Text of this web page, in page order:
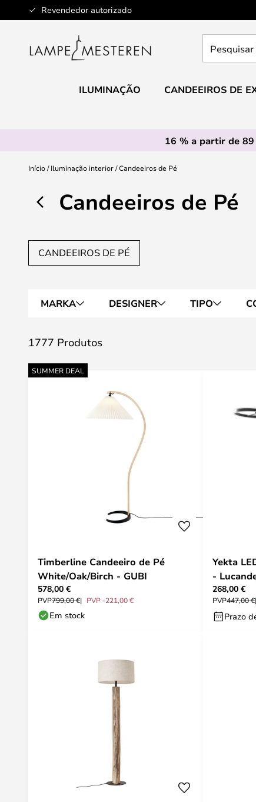
Revendedor autorizado
Ir
para
Conteúdo
toda
loja
ILUMINAÇÃO CANDEEIROS DE
16 % a partir de
Início Iluminação interior Candeeiros de Pé
Candeeiros de Pé
CANDEEIROS DE PÉ
MARKA DESIGNER TIPO
1777 Produtos
SUMMER DEAL
Timberline Candeeiro de Pé
White/Oak/Birch - GUBI
578,00 €
PVP799,00 € PVP -221,00 €
Em stock
Yekta
-
268,00 €
PVP447,00 €
Prazo